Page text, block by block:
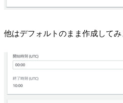
他はデフォルトのまま作成してみ